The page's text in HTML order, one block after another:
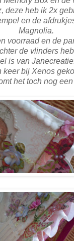
deze heb ik 2x
en de
Magnolia.
voorraad en de
de vlinders
is van
bij Xenos
het toch nog